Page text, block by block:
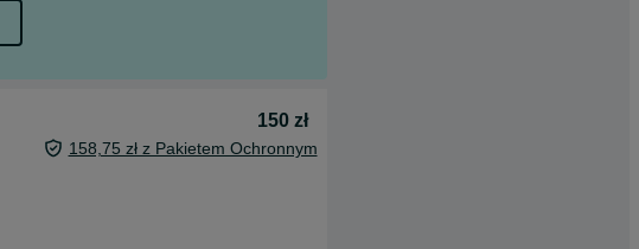
150 zł
158,75 zł z Pakietem Ochronnym